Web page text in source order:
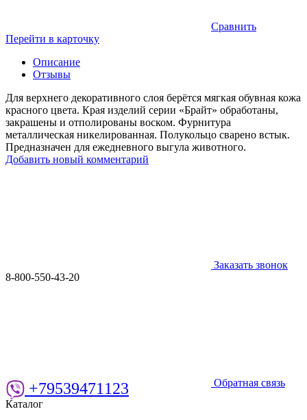
Сравнить
Перейти в карточку
Описание
Отзывы
Для верхнего декоративного слоя берётся мягкая обувная кожа
красного цвета. Края изделий серии «Брайт» обработаны,
закрашены и отполированы воском. Фурнитура
металлическая никелированная. Полукольцо сварено встык.
Предназначен для ежедневного выгула животного.
Добавить новый комментарий
Заказать звонок
8-800-550-43-20
Обратная связь
+79539471123
Каталог